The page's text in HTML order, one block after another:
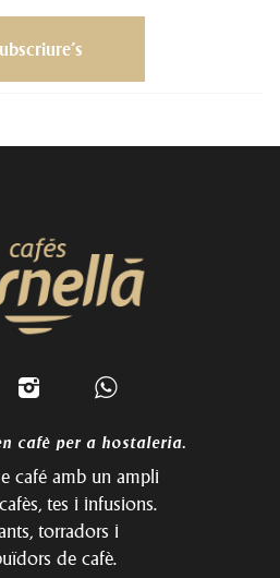
cafè per a hostaleria.
café amb un ampli
tes i infusions.
torradors i
de cafè.